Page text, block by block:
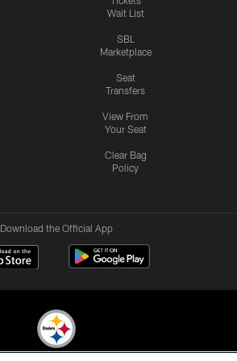
Wait List
SBL
Marketplace
Seat
Transfers
View From
Your Seat
Clear Bag
Policy
Download the Official App